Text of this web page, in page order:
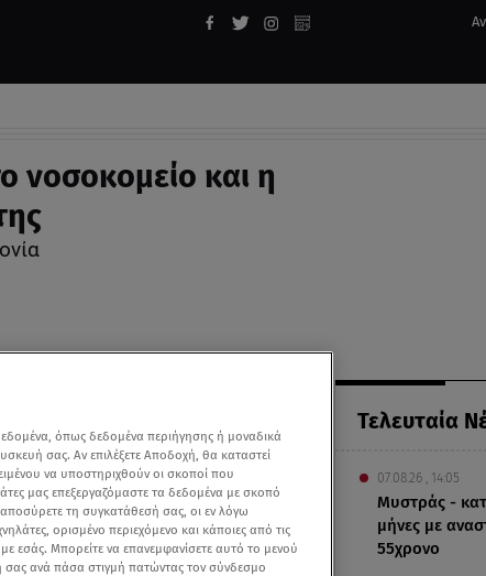
νοσοκομείο και η
Τελευταία
07.08.26 , 14:05
Μυστράς -
μήνες με
55χρονο
όπως δεδομένα περιήγησης ή μοναδικά
σας. Αν επιλέξετε Αποδοχή, θα καταστεί
να υποστηριχθούν οι σκοποί που
μας επεξεργαζόμαστε τα δεδομένα με σκοπό
τη συγκατάθεσή σας, οι εν λόγω
ορισμένο περιεχόμενο και κάποιες από τις
με εσάς. Μπορείτε να επανεμφανίσετε αυτό το μενού
σας ανά πάσα στιγμή πατώντας τον σύνδεσμο